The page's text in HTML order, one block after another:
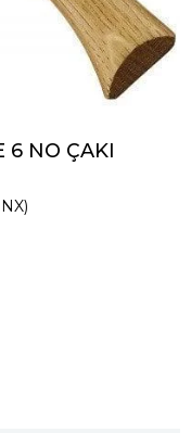
6 NO ÇAKI